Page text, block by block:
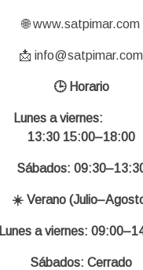
🌐 www.satpimar.com
📩 info@satpimar.com
🕒 Horario
Lunes a viernes:
13:30 15:00–18:00
Sábados:
☀️ Verano
Lunes a viernes:
Sábados: Cerrado